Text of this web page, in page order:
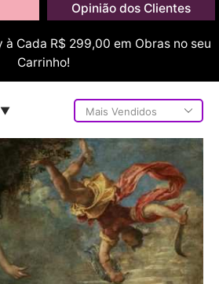
Opinião dos Clientes
à Cada R$ 299,00 em Obras no seu
Carrinho!
▼